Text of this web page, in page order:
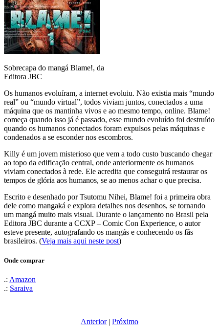
Sobrecapa do mangá Blame!, da
Editora JBC
Os humanos evoluíram, a internet evoluiu. Não existia mais “mundo
real” ou “mundo virtual”, todos viviam juntos, conectados a uma
máquina que os mantinha vivos e ao mesmo tempo, online. Blame!
começa quando isso já é passado, esse mundo evoluído foi destruído
quando os humanos conectados foram expulsos pelas máquinas e
condenados a se esconder nos escombros.
Killy é um jovem misterioso que vem a todo custo buscando chegar
ao topo da edificação central, onde anteriormente os humanos
viviam conectados à rede. Ele acredita que conseguirá restaurar os
tempos de glória aos humanos, se ao menos achar o que precisa.
Escrito e desenhado por Tsutomu Nihei, Blame! foi a primeira obra
dele como mangaká e explora detalhes nos desenhos, se tornando
um mangá muito mais visual. Durante o lançamento no Brasil pela
Editora JBC durante a CCXP – Comic Con Experience, o autor
esteve presente, autografando os mangás e conhecendo os fãs
brasileiros. (Veja mais aqui neste post)
Onde comprar
.: Amazon
.: Saraiva
Anterior| Próximo